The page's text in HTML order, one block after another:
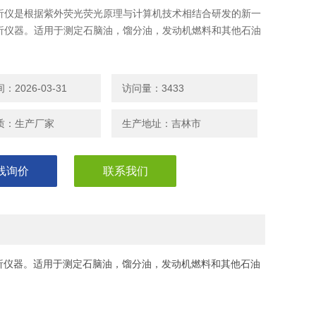
仪是根据紫外荧光荧光原理与计算机技术相结合研发的新一
仪器。适用于测定石脑油，馏分油，发动机燃料和其他石油
：2026-03-31 访问量：3433
：生产厂家 生产地址：吉林市
询价 联系我们
器。适用于测定石脑油，馏分油，发动机燃料和其他石油